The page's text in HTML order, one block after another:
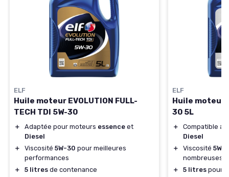
ELF
Huile moteur EVOLUTION FULL-
TECH TDI 5W-30
＋ Adaptée pour moteurs essence et
Diesel
＋
Viscosité 5W-30 pour meilleures
performances
＋
5 litres de contenance
ELF
Huile moteur
30 5L
＋
Compatible
Diesel
＋
Viscosité 5W-
nombreuses
＋
5 litres pour